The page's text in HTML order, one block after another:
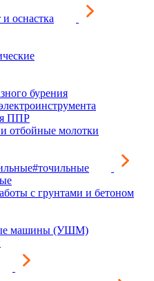
оснастка
бурения
ППР
отбойные молотки
с грунтами и бетоном
машины (УШМ)